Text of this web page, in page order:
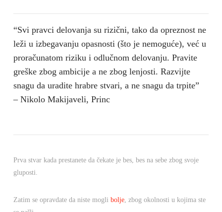
“Svi pravci delovanja su rizični, tako da opreznost ne
leži u izbegavanju opasnosti (što je nemoguće), već u
proračunatom riziku i odlučnom delovanju. Pravite
greške zbog ambicije a ne zbog lenjosti. Razvijte
snagu da uradite hrabre stvari, a ne snagu da trpite”
– Nikolo Makijaveli, Princ
Prva stvar kada prestanete da čekate je bes, bes na sebe zbog svoje
gluposti.
Zatim se opravdate da niste mogli bolje, zbog okolnosti u kojima ste